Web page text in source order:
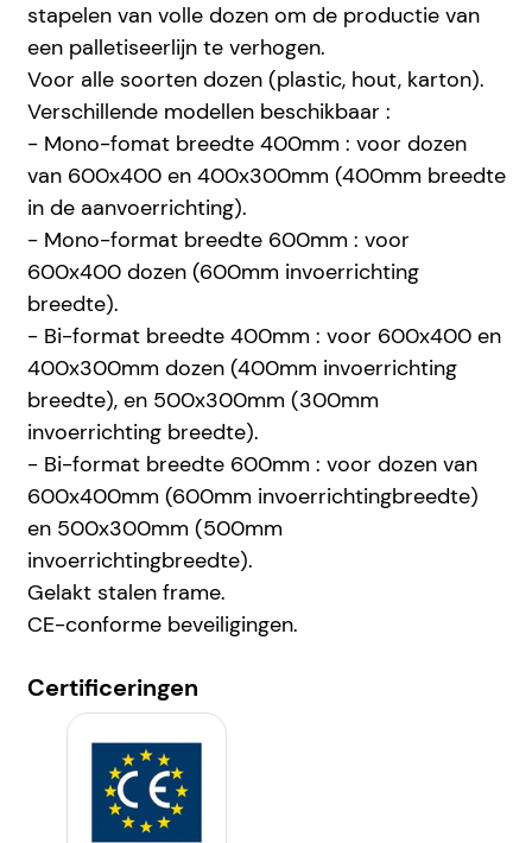
stapelen van volle dozen om de productie van
een palletiseerlijn te verhogen.
Voor alle soorten dozen (plastic, hout, karton).
Verschillende modellen beschikbaar :
- Mono-fomat breedte 400mm : voor dozen
van 600x400 en 400x300mm (400mm breedte
in de aanvoerrichting).
- Mono-format breedte 600mm : voor
600x400 dozen (600mm invoerrichting
breedte).
- Bi-format breedte 400mm : voor 600x400 en
400x300mm dozen (400mm invoerrichting
breedte), en 500x300mm (300mm
invoerrichting breedte).
- Bi-format breedte 600mm : voor dozen van
600x400mm (600mm invoerrichtingbreedte)
en 500x300mm (500mm
invoerrichtingbreedte).
Gelakt stalen frame.
CE-conforme beveiligingen.
Certificeringen